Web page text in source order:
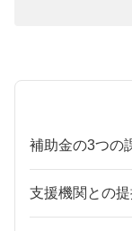
補助金の3つの
支援機関との